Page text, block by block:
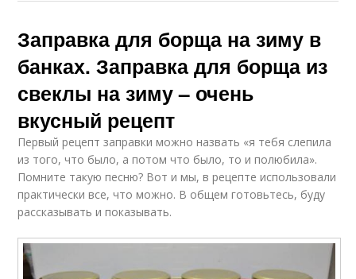
Заправка для борща на зиму в
банках. Заправка для борща из
свеклы на зиму – очень
вкусный рецепт
Первый рецепт заправки можно назвать «я тебя слепила
из того, что было, а потом что было, то и полюбила».
Помните такую песню? Вот и мы, в рецепте использовали
практически все, что можно. В общем готовьтесь, буду
рассказывать и показывать.